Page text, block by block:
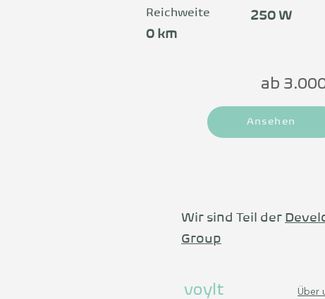
Reichweite
0 km
250 W
ab
Ansehen
Wir sind Teil der
Group
voylt Über